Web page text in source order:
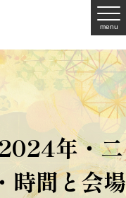
menu
年・二
時間と会場